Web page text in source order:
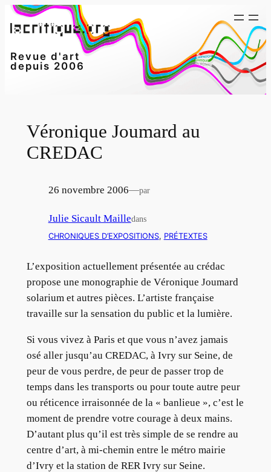
Aller
au
Revue d'art
depuis 2006
Véronique Joumard au
CREDAC
26 novembre 2006—par
Julie Sicault Mailledans
CHRONIQUES D’EXPOSITIONS, PRÉTEXTES
L’exposition actuellement présentée au crédac
propose une monographie de Véronique Joumard
solarium et autres pièces. L’artiste française
travaille sur la sensation du public et la lumière.
Si vous vivez à Paris et que vous n’avez jamais
osé aller jusqu’au CREDAC, à Ivry sur Seine, de
peur de vous perdre, de peur de passer trop de
temps dans les transports ou pour toute autre peur
ou réticence irraisonnée de la « banlieue », c’est le
moment de prendre votre courage à deux mains.
D’autant plus qu’il est très simple de se rendre au
centre d’art, à mi-chemin entre le métro mairie
d’Ivry et la station de RER Ivry sur Seine.